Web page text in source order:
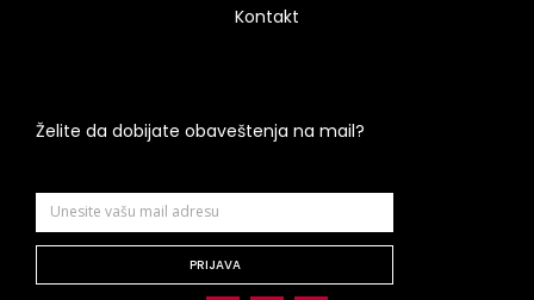
Kontakt
Želite da dobijate obaveštenja na mail?
PRIJAVA